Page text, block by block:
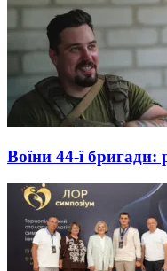
Воїни 44-ї бригади: